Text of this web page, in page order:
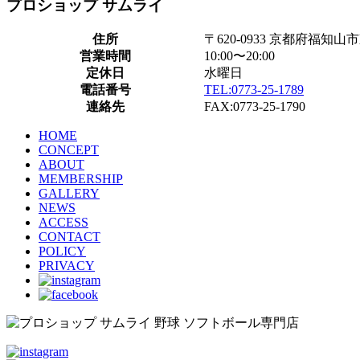
プロショップ サムライ
住所
〒620-0933 京都府福知山
営業時間
10:00〜20:00
定休日
水曜日
電話番号
TEL:0773-25-1789
連絡先
FAX:0773-25-1790
HOME
CONCEPT
ABOUT
MEMBERSHIP
GALLERY
NEWS
ACCESS
CONTACT
POLICY
PRIVACY